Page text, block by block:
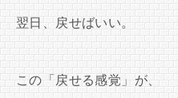
翌日、戻せばいい。
この「戻せる感覚」が、